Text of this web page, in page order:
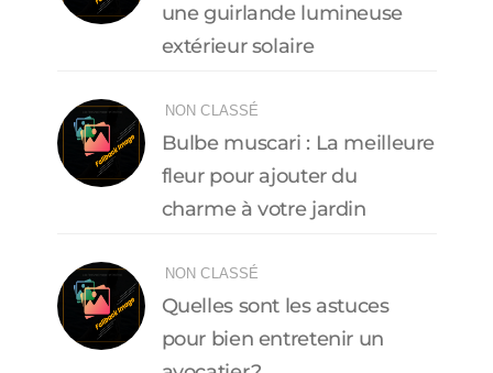
une guirlande lumineuse
extérieur solaire
NON CLASSÉ
Bulbe muscari : La meilleure
fleur pour ajouter du
charme à votre jardin
NON CLASSÉ
Quelles sont les astuces
pour bien entretenir un